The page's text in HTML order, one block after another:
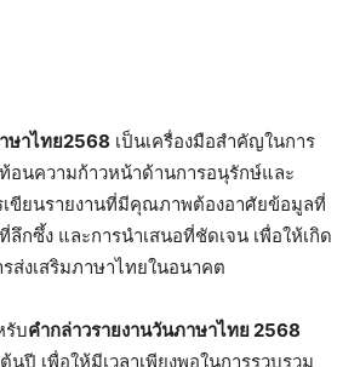
ษาไทย2568 เป็นเครื่องมือสำคัญในการ
อนความก้าวหน้าด้านการอนุรักษ์และ
ขียนรายงานที่มีคุณภาพต้องอาศัยข้อมูลที่
ลึกซึ้ง และการนำเสนอที่ชัดเจน เพื่อให้เกิด
ส่งเสริมภาษาไทยในอนาคต
รับคำกล่าวรายงานวันภาษาไทย 2568
นปี เพื่อให้มีเวลาเพียงพอในการรวบรวม